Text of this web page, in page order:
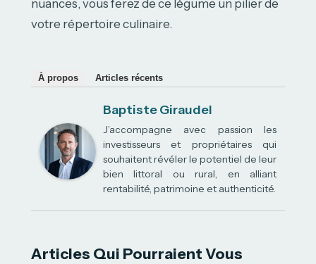
nuances, vous ferez de ce légume un pilier de
votre répertoire culinaire.
À propos Articles récents
Baptiste Giraudel
J’accompagne avec passion les
investisseurs et propriétaires qui
souhaitent révéler le potentiel de leur
bien littoral ou rural, en alliant
rentabilité, patrimoine et authenticité.
Articles Qui Pourraient Vous